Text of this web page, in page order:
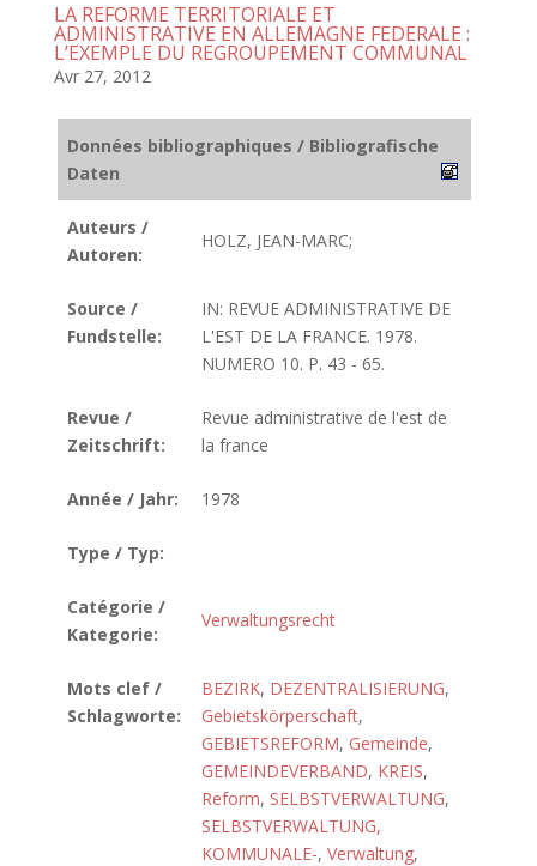
LA REFORME TERRITORIALE ET
ADMINISTRATIVE EN ALLEMAGNE FEDERALE :
L’EXEMPLE DU REGROUPEMENT COMMUNAL
Avr 27, 2012
Données bibliographiques / Bibliografische
Daten
Auteurs /
Autoren:
HOLZ, JEAN-MARC;
Source /
Fundstelle:
IN: REVUE ADMINISTRATIVE DE
L'EST DE LA FRANCE. 1978.
NUMERO 10. P. 43 - 65.
Revue /
Zeitschrift:
Revue administrative de l'est de
la france
Année / Jahr: 1978
Type / Typ:
Catégorie /
Kategorie:
Verwaltungsrecht
Mots clef /
Schlagworte:
BEZIRK, DEZENTRALISIERUNG,
Gebietskörperschaft,
GEBIETSREFORM, Gemeinde,
GEMEINDEVERBAND, KREIS,
Reform, SELBSTVERWALTUNG,
SELBSTVERWALTUNG,
KOMMUNALE-, Verwaltung,